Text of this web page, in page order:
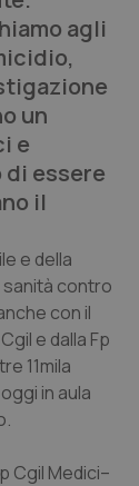
agli
un
e
essere
il
e della
sanità contro
con il
e dalla Fp
11mila
in aula
Cgil Medici–